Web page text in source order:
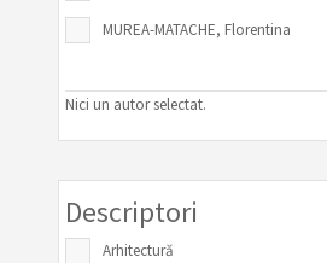
MUREA-MATACHE, Florentina
Nici un autor selectat.
Descriptori
Arhitectură